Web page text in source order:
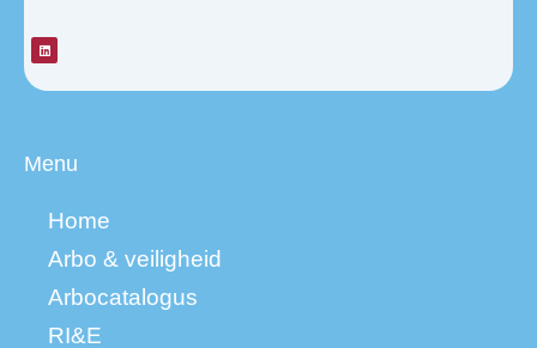
i
n
k
d
Menu
Home
Arbo & veiligheid
Arbocatalogus
RI&E